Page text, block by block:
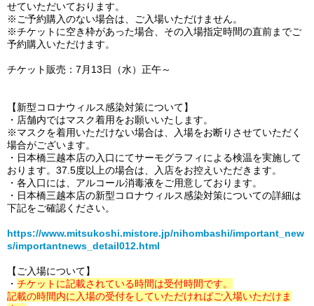
せていただいております。
※ご予約購入のない場合は、ご入場いただけません。
※チケットに空き枠があった場合、その入場指定時間の直前までご
予約購入いただけます。
チケット販売：7月13日（水）正午～
【新型コロナウィルス感染対策について】
・店舗内ではマスク着用をお願いいたします。
※マスクを着用いただけない場合は、入場をお断りさせていただく
場合がございます。
・日本橋三越本店の入口にてサーモグラフィによる検温を実施して
おります。37.5度以上の場合は、入店をお控えいただきます。
・各入口には、アルコール消毒液をご用意しております。
・日本橋三越本店の新型コロナウィルス感染対策についての詳細は
下記をご確認ください。
https://www.mitsukoshi.mistore.jp/nihombashi/important_new
s/importantnews_detail012.html
【ご入場について】
・ チケットに記載されている時間は受付時間です。
記載の時間内に入場の受付をしていただければご入場いただけま